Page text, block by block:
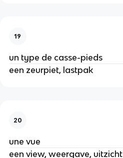
19
un type de casse-pieds
een zeurpiet, lastpak
20
une vue
een view, weergave, uitzicht